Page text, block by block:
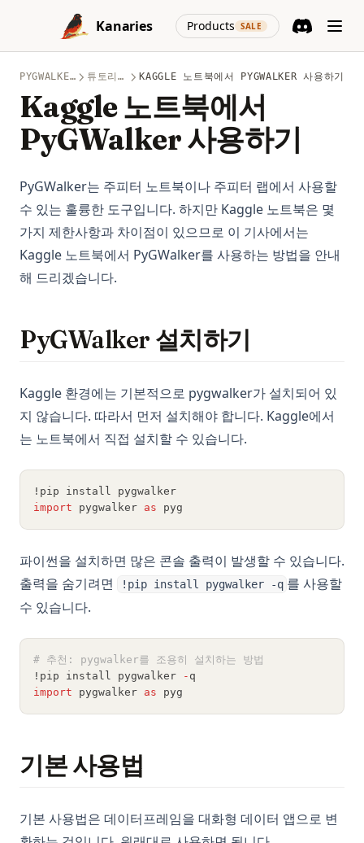
Skip to content
Kanaries
Products SALE
(opens in a
ClickHouse 시각화: 철저한 가이드
사이버 보안 데이터 시각화: 솔루션, 최상의 실천 방법
탐색적 데이터 분석을 위한 Pandas 프로파일링 [설명]
데이터 분석 워크플로우: 단계별 전략 (2023)
미래는 이미 시작됐다: 생성적 AI를 활용한 데이터 분석
판다스로 데이터프레임 시각화하기, 단계별 가이드
Elixir Explorer: Rust 기반 데이터 랭글링
데이터 열광자가 반드시 알아야 할 상위 7개 데이터베이스 시각
화 도구
Databricks Dolly 2.0: 새로운 오픈 소스 ChatGPT와 유사한 모델
Pandas와 PyGWalker를 활용한 데이터프레임 시각화 마스터하
한 번의 클릭으로 데이터의 이상값을 손쉽게 감지하는 방법
Tableau에서 차원(Dimension)과 측정(Measure) 이해하기
Discord Pack 스크립트에 대해 알아봅시다
판다스(Pandas)로 데이터 탐색적 분석: 완벽한 가이드
Generative Agents: Generative AI를 위한 차세대 혁신?
Google Data Studio 대 Tableau: 놓치면 안되는 깊이 있는 비교
간단한 단계: Google 스프레드시트에서 날짜 형식을 변경하는
방법
Google 스프레드시트에서 셀 서식을 지정하는 5가지 방법
[설명] 구글 스프레드시트에서 SUMIF와 COUNTIF를 사용하는
방법
연도, 월, 주, 날짜, 시간별로 데이터를 그룹화하는 방법
Pandas에서 피벗 테이블을 손쉽게 만드는 방법
일라클라우드 vs 리툴: 어느 것이 더 나은 로우코드 플랫폼일까
PYGWALKER 튜토리얼 KAGGLE 노트북에서 PYGWALKER 사용하기
Kaggle 노트북에서
PyGWalker 사용하기
PyGWalker는 주피터 노트북이나 주피터 랩에서 사용할
수 있는 훌륭한 도구입니다. 하지만 Kaggle 노트북은 몇
가지 제한사항과 차이점이 있으므로 이 기사에서는
Kaggle 노트북에서 PyGWalker를 사용하는 방법을 안내
해 드리겠습니다.
PyGWalker 설치하기
Kaggle 환경에는 기본적으로 pygwalker가 설치되어 있
지 않습니다. 따라서 먼저 설치해야 합니다. Kaggle에서
는 노트북에서 직접 설치할 수 있습니다.
!pip install pygwalker
import pygwalker as pyg
파이썬을 설치하면 많은 콘솔 출력이 발생할 수 있습니다.
출력을 숨기려면
!pip install pygwalker -q 를 사용할
수 있습니다.
# 추천: pygwalker를 조용히 설치하는 방법
!pip install pygwalker
- q
import pygwalker as pyg
기본 사용법
기본 사용법은 데이터프레임을 대화형 데이터 앱으로 변